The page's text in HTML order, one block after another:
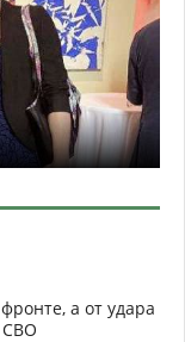
а от удара
СВО